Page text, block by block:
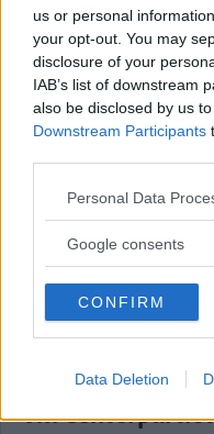
us or personal
your opt-out. You may
disclosure of your
IAB’s list of downstream
also be disclosed by us
Downstream Participants
Please note that this
not limited to your visit or
use your data for below
consent section.
Personal Data
Google consents
CONFIRM
Data Deletion
POLITIK 15 juli 2026
Annons:
Länets
Överum
POLITIK 05 juli 2026 06.00
Var med och
vill